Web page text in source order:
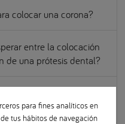
colocar una corona?
entre la colocación
de una prótesis dental?
para fines analíticos en
tus hábitos de navegación